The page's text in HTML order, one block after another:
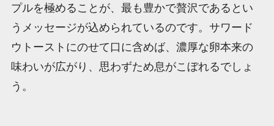
プルを極めることが、最も豊かで贅沢であるとい
うメッセージが込められているのです。サワード
ウトーストにのせて口に含めば、濃厚な卵本来の
味わいが広がり、思わずため息がこぼれるでしょ
う。